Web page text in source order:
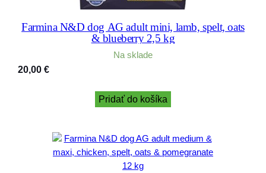
Farmina N&D dog AG adult mini, lamb, spelt, oats
& blueberry 2,5 kg
Na sklade
20,00 €
Pridať do košíka